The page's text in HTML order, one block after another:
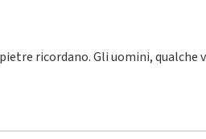
ricordano. Gli uomini,